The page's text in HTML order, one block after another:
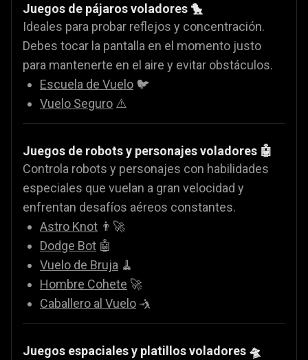
Juegos de pájaros voladores 🐤
Ideales para probar reflejos y concentración.
Debes tocar la pantalla en el momento justo
para mantenerte en el aire y evitar obstáculos.
Escuela de Vuelo 🐦
Vuelo Seguro ⚠️
Juegos de robots y personajes voladores 🤖
Controla robots y personajes con habilidades
especiales que vuelan a gran velocidad y
enfrentan desafíos aéreos constantes.
Astro Knot 👨‍🚀
Dodge Bot 🤖
Vuelo de Bruja 🧹
Hombre Cohete 🚀
Caballero al Vuelo 🤺
Juegos espaciales y platillos voladores 🛸